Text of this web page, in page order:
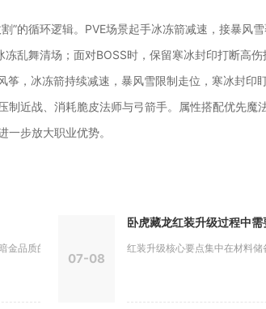
的循环逻辑。PVE场景起手冰冻箭减速，接暴风
乱舞清场；面对BOSS时，保留寒冰封印打断高
筝，冰冻箭持续减速，暴风雪限制走位，寒冰封印
近战、消耗脆皮法师与弓箭手。属性搭配优先魔
步放大职业优势。
品质的核心必经...
07-08
卧虎藏龙红装升级过程中需
红装升级核心要点集中在材料储